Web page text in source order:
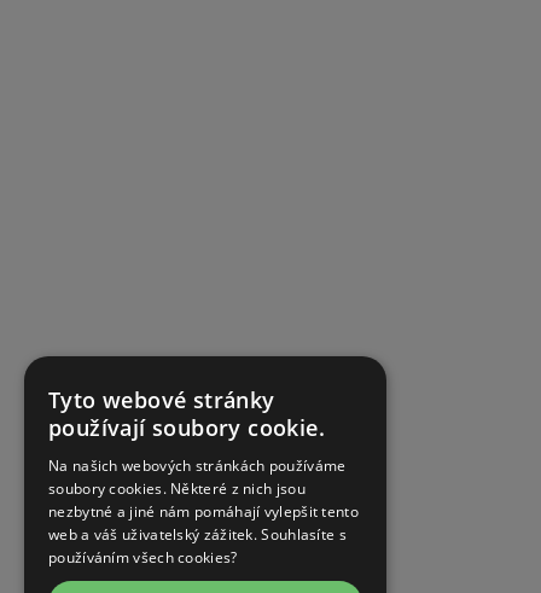
Tyto webové stránky
používají soubory cookie.
Na našich webových stránkách používáme
soubory cookies. Některé z nich jsou
nezbytné a jiné nám pomáhají vylepšit tento
web a váš uživatelský zážitek. Souhlasíte s
používáním všech cookies?